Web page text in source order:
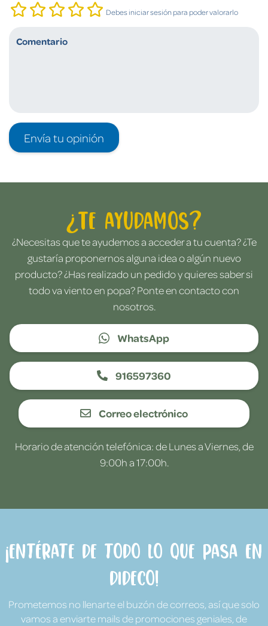
Debes iniciar sesión para poder valorarlo
Envía tu opinión
¿Te ayudamos?
¿Necesitas que te ayudemos a acceder a tu cuenta? ¿Te
gustaría proponernos alguna idea o algún nuevo
producto? ¿Has realizado un pedido y quieres saber si
todo va viento en popa? Ponte en contacto con
nosotros.
WhatsApp
916597360
Correo electrónico
Horario de atención telefónica: de Lunes a Viernes, de
9:00h a 17:00h.
¡Entérate de todo lo que pasa en
Dideco!
Prometemos no llenarte el buzón de correos, así que solo
vamos a enviarte mails de promociones geniales, de